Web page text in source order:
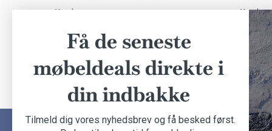
Hynder Hynder
DKK
Få de seneste
møbeldeals direkte i
din indbakke
Tilmeld dig vores nyhedsbrev og få besked først.